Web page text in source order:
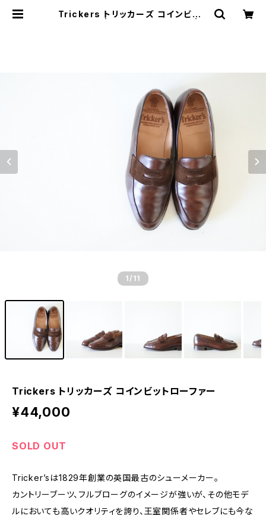
Trickers トリッカーズ コインビット
1 /11
Trickers トリッカーズ コインビットローファー
¥44,000
SOLD OUT
Tricker’sは1829年創業の英国最古のシューメーカー。
カントリーブーツ、フルブローグのイメージが強いが、その他モデ
ルにおいても高いクオリティを誇り、王室関係者やセレブにも今な